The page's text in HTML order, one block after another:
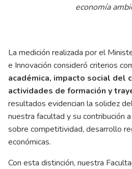
economía
La medición realizada por el
e Innovación consideró criterios
académica, impacto social del
actividades de formación y
resultados evidencian la solidez
nuestra facultad y su contribución
sobre competitividad, desarrollo
económicas.
Con esta distinción, nuestra